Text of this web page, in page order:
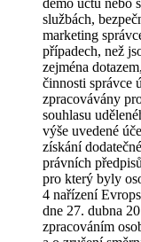
demo účtu nebo
službách,
marketing
případech, než
zejména
činnosti správce
zpracovávány
souhlasu
výše uvedené
získání
právních
pro který byly
4 nařízení
dne 27. dubna
zpracováním